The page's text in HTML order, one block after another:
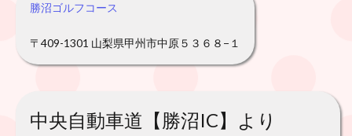
勝沼ゴルフコース
〒409-1301 山梨県甲州市中原５３６８−１
中央自動車道【勝沼IC】より